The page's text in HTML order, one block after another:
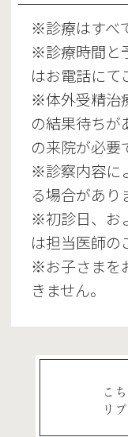
※診療はすべ
※診療時間と
はお電話にて
※体外受精治
の結果待ちが
の来院が必要
※診察内容に
る場合があり
※初診日、お
は担当医師の
※お子さまを
きません。
こ
リ